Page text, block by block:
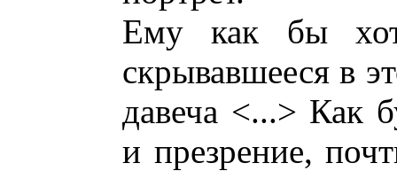
Ему как бы
скрывавшееся в
давеча <...> Как
и презрение,